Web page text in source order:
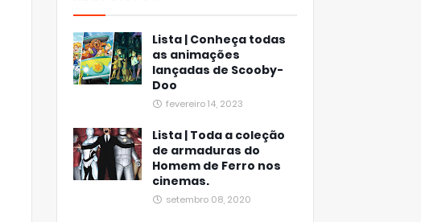
Lista | Conheça todas
as animações
lançadas de Scooby-
Doo
fevereiro 14, 2023
Lista | Toda a coleção
de armaduras do
Homem de Ferro nos
cinemas.
setembro 08, 2020